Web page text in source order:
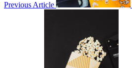
Previous Article